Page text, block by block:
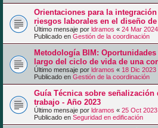
Orientaciones para la
riesgos laborales en el diseño
Último mensaje por ldramos « 24 Mar
Publicado en Gestión de la coordinación
Metodología BIM:
largo del ciclo de vida de una
Último mensaje por ldramos « 18 Dic 2023
Publicado en Gestión de la coordinación
Guía Técnica sobre
trabajo - Año 2023
Último mensaje por ldramos « 25 Oct
Publicado en Seguridad en edificación